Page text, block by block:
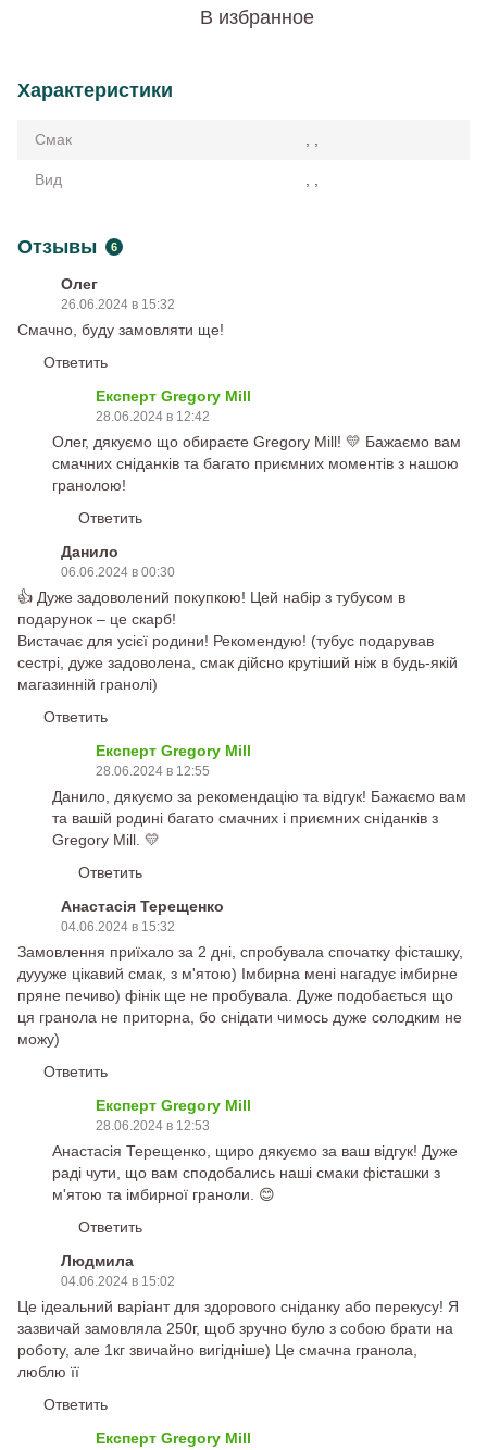
В избранное
Характеристики
Смак
Вид
Отзывы 6
Олег
26.06.2024 в 15:32
Смачно, буду замовляти ще!
Ответить
Експерт Gregory Mill
28.06.2024 в 12:42
Олег, дякуємо що обираєте Gregory Mill! 💛 Бажаємо вам
смачних сніданків та багато приємних моментів з нашою
гранолою!
Ответить
Данило
06.06.2024 в 00:30
👍 Дуже задоволений покупкою! Цей набір з тубусом в
подарунок – це скарб!
Вистачає для усієї родини! Рекомендую! (тубус подарував
сестрі, дуже задоволена, смак дійсно крутіший ніж в будь-якій
магазинній гранолі)
Ответить
Експерт Gregory Mill
28.06.2024 в 12:55
Данило, дякуємо за рекомендацію та відгук! Бажаємо вам
та вашій родині багато смачних і приємних сніданків з
Gregory Mill. 💛
Ответить
Анастасія Терещенко
04.06.2024 в 15:32
Замовлення приїхало за 2 дні, спробувала спочатку фісташку,
дуууже цікавий смак, з м'ятою) Імбирна мені нагадує імбирне
пряне печиво) фінік ще не пробувала. Дуже подобається що
ця гранола не приторна, бо снідати чимось дуже солодким не
можу)
Ответить
Експерт Gregory Mill
28.06.2024 в 12:53
Анастасія Терещенко, щиро дякуємо за ваш відгук! Дуже
раді чути, що вам сподобались наші смаки фісташки з
м'ятою та імбирної граноли. 😊
Ответить
Людмила
04.06.2024 в 15:02
Це ідеальний варіант для здорового сніданку або перекусу! Я
зазвичай замовляла 250г, щоб зручно було з собою брати на
роботу, але 1кг звичайно вигідніше) Це смачна гранола,
люблю її
Ответить
Експерт Gregory Mill